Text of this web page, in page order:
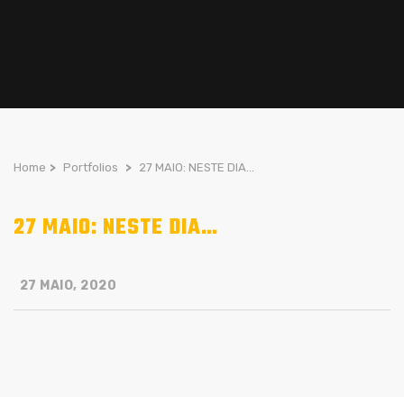
Home > Portfolios > 27 MAIO: NESTE DIA…
27 MAIO: NESTE DIA…
27 MAIO, 2020